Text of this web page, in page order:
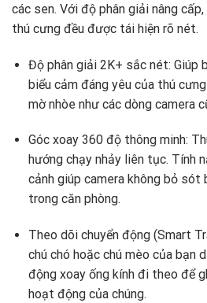
các sen. Với độ phân giải nâng
thú cưng đều được tái hiện rõ nét.
Độ phân giải 2K+ sắc nét: Giúp
biểu cảm đáng yêu của thú
mờ nhòe như các dòng camera
Góc xoay 360 độ thông minh:
hướng chạy nhảy liên tục. Tính
cảnh giúp camera không bỏ sót
trong căn phòng.
Theo dõi chuyển động (Smart
chú chó hoặc chú mèo của bạn
động xoay ống kính đi theo để
hoạt động của chúng.